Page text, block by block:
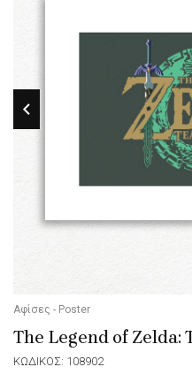
Αφίσες - Poster
The Legend of Zelda:
ΚΩΔΙΚΟΣ: 108902